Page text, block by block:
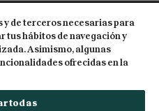
Todos los
y de terceros necesarias para
tus hábitos de navegación y
Asimismo, algunas
ofrecidas en la
todas